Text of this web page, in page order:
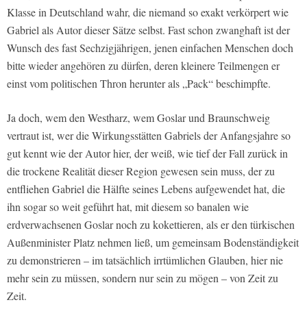
Klasse in Deutschland wahr, die niemand so exakt verkörpert wie
Gabriel als Autor dieser Sätze selbst. Fast schon zwanghaft ist der
Wunsch des fast Sechzigjährigen, jenen einfachen Menschen doch
bitte wieder angehören zu dürfen, deren kleinere Teilmengen er
einst vom politischen Thron herunter als „Pack“ beschimpfte.
Ja doch, wem den Westharz, wem Goslar und Braunschweig
vertraut ist, wer die Wirkungsstätten Gabriels der Anfangsjahre so
gut kennt wie der Autor hier, der weiß, wie tief der Fall zurück in
die trockene Realität dieser Region gewesen sein muss, der zu
entfliehen Gabriel die Hälfte seines Lebens aufgewendet hat, die
ihn sogar so weit geführt hat, mit diesem so banalen wie
erdverwachsenen Goslar noch zu kokettieren, als er den türkischen
Außenminister Platz nehmen ließ, um gemeinsam Bodenständigkeit
zu demonstrieren – im tatsächlich irrtümlichen Glauben, hier nie
mehr sein zu müssen, sondern nur sein zu mögen – von Zeit zu
Zeit.